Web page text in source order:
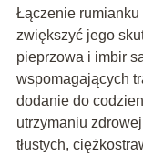
Łączenie rumianku
zwiększyć jego
pieprzowa i imbir
wspomagających
dodanie do
utrzymaniu
tłustych,